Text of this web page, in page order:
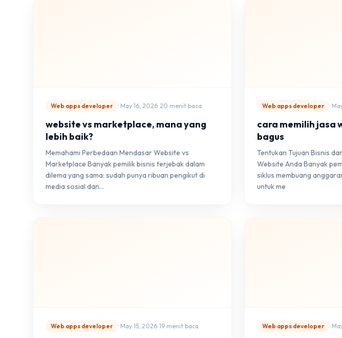
Web apps developer · May 16, 2026· 20 menit baca
website vs marketplace, mana yang
lebih baik?
Memahami Perbedaan Mendasar Website vs
Marketplace Banyak pemilik bisnis terjebak dalam
dilema yang sama: sudah punya ribuan pengikut di
media sosial dan…
Web apps developer ·
cara memilih jasa
bagus
Tentukan Tujuan Bisnis
Website Anda Banyak
siklus membuang
untuk me
Web apps developer · May 15, 2026· 19 menit baca Web apps developer ·